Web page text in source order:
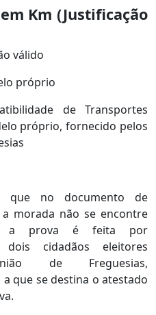
Km (Justificação
válido
próprio
de Transportes
próprio, fornecido pelos
que no documento de
morada não se encontre
a prova é feita por
cidadãos eleitores
de Freguesias,
que se destina o atestado